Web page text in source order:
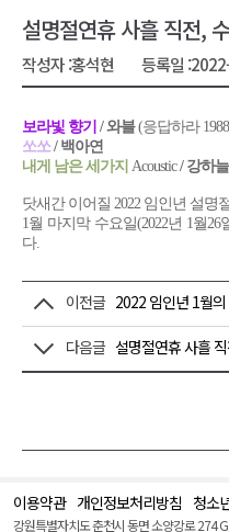
설명절연휴 사흘 직전,
작성자 :홍석현 등록일 :
보라빛 향기 / 와블(응답하라
쏘쏘/ 백아연
내게 남은 세가지 Acoustic/ 강하늘
닷새간 이어질 2022 임인년 설명
1월 마지막 수요일(2022년 1월
다.
이전글
다음글 설명절연휴 사흘
이용약관 개인정보처리방침 청소
강원특별자치도 춘천시 동면 소양강로 274